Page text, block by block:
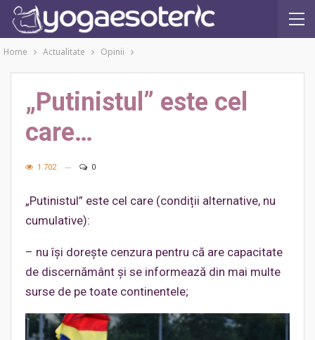
Home Actualitate Opinii
„Putinistul” este cel
care…
1.702 0
„Putinistul” este cel care (condiții alternative, nu
cumulative):
– nu își dorește cenzura pentru că are capacitate
de discernământ și se informează din mai multe
surse de pe toate continentele;